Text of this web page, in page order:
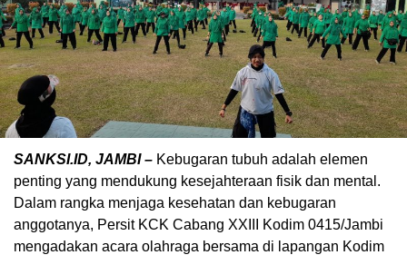
SANKSI.ID, JAMBI – Kebugaran tubuh adalah elemen
penting yang mendukung kesejahteraan fisik dan mental.
Dalam rangka menjaga kesehatan dan kebugaran
anggotanya, Persit KCK Cabang XXIII Kodim 0415/Jambi
mengadakan acara olahraga bersama di lapangan Kodim